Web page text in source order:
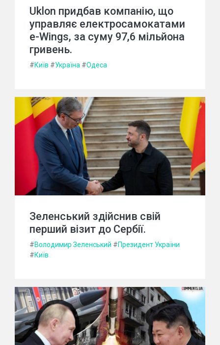
Uklon придбав компанію, що
управляє електросамокатами
e-Wings, за суму 97,6 мільйона
гривень.
#Київ #Україна #Одеса
Зеленський здійснив свій
перший візит до Сербії.
#Володимир Зеленський #Президент України
#Київ